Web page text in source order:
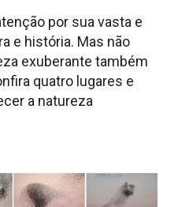
por sua vasta e
e história. Mas não
exuberante também
quatro lugares e
a natureza